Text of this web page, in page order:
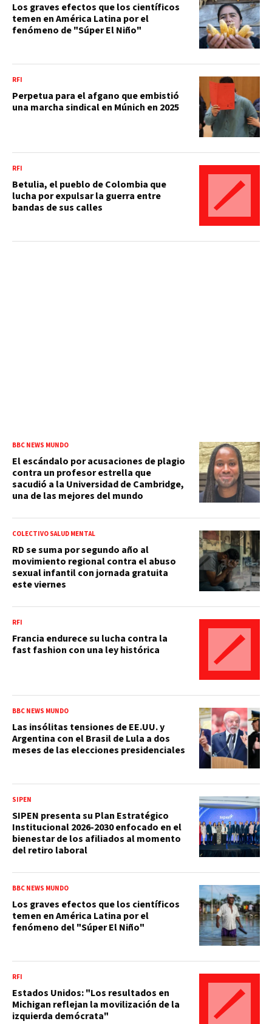
Los graves efectos que los científicos
temen en América Latina por el
fenómeno de "Súper El Niño"
RFI
Perpetua para el afgano que embistió
una marcha sindical en Múnich en 2025
RFI
Betulia, el pueblo de Colombia que
lucha por expulsar la guerra entre
bandas de sus calles
BBC NEWS MUNDO
El escándalo por acusaciones de plagio
contra un profesor estrella que
sacudió a la Universidad de Cambridge,
una de las mejores del mundo
COLECTIVO SALUD MENTAL
RD se suma por segundo año al
movimiento regional contra el abuso
sexual infantil con jornada gratuita
este viernes
RFI
Francia endurece su lucha contra la
fast fashion con una ley histórica
BBC NEWS MUNDO
Las insólitas tensiones de EE.UU. y
Argentina con el Brasil de Lula a dos
meses de las elecciones presidenciales
SIPEN
SIPEN presenta su Plan Estratégico
Institucional 2026-2030 enfocado en el
bienestar de los afiliados al momento
del retiro laboral
BBC NEWS MUNDO
Los graves efectos que los científicos
temen en América Latina por el
fenómeno del "Súper El Niño"
RFI
Estados Unidos: "Los resultados en
Michigan reflejan la movilización de la
izquierda demócrata"